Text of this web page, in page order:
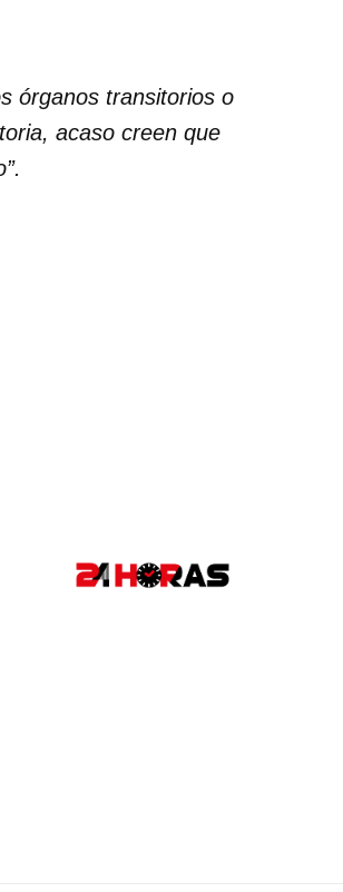
órganos transitorios o
acaso creen que